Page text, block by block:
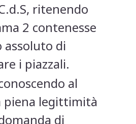
ritenendo
2 contenesse
assoluto di
i piazzali.
al
piena legittimità
di